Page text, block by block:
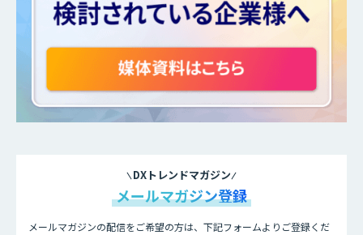
DXトレンドマガジン
メールマガジン登録
メールマガジンの配信をご希望の方は、下記フォームよりご登録くだ